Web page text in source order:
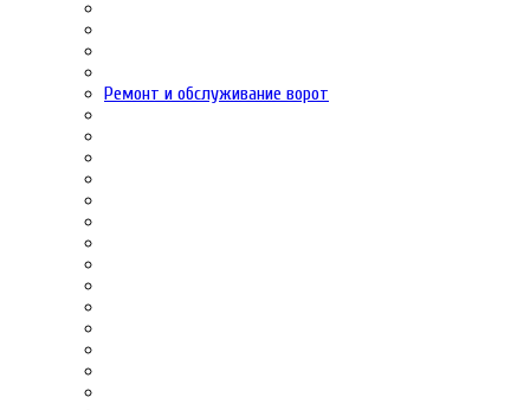
Ремонт и обслуживание ворот